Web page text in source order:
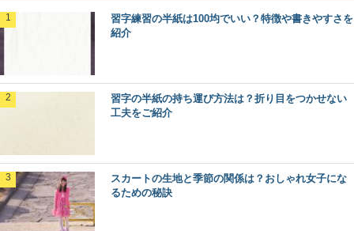
習字練習の半紙は100均でいい？特徴や書きやすさを
紹介
習字の半紙の持ち運び方法は？折り目をつかせない
工夫をご紹介
スカートの生地と季節の関係は？おしゃれ女子にな
るための秘訣